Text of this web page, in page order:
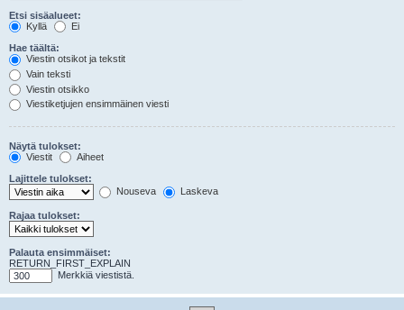
Etsi sisäalueet:
Kyllä
Ei
Hae täältä:
Viestin otsikot ja tekstit
Vain teksti
Viestin otsikko
Viestiketjujen ensimmäinen viesti
Näytä tulokset:
Viestit
Aiheet
Lajittele tulokset:
Nouseva
Laskeva
Rajaa tulokset:
Palauta ensimmäiset:
RETURN_FIRST_EXPLAIN
Merkkiä viestistä.